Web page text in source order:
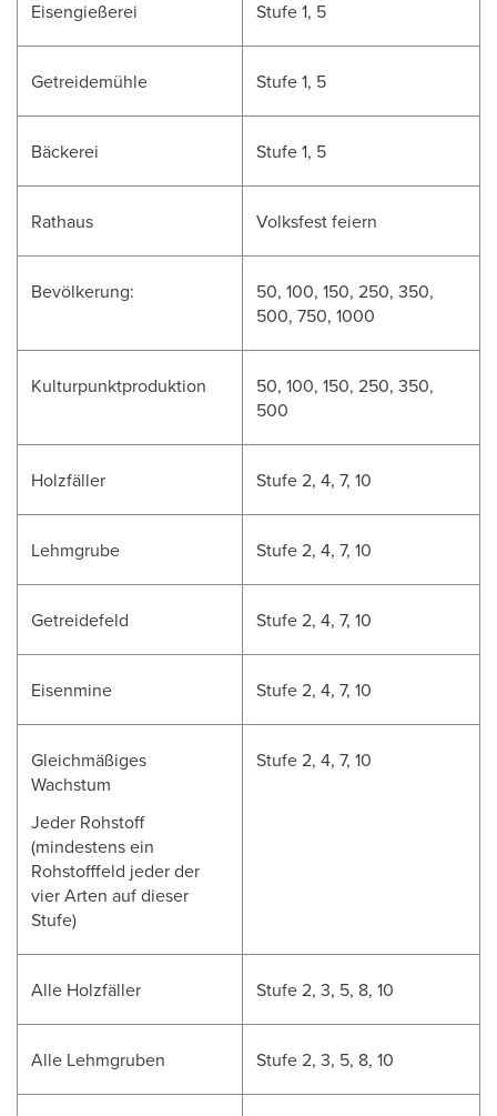
Eisengießerei Stufe 1, 5
Getreidemühle Stufe 1, 5
Bäckerei Stufe 1, 5
Rathaus Volksfest feiern
Bevölkerung:
50, 100, 150, 250, 350,
500, 750, 1000
Kulturpunktproduktion
50, 100, 150, 250, 350,
500
Holzfäller Stufe 2, 4, 7, 10
Lehmgrube Stufe 2, 4, 7, 10
Getreidefeld Stufe 2, 4, 7, 10
Eisenmine Stufe 2, 4, 7, 10
Gleichmäßiges
Wachstum
Jeder Rohstoff
(mindestens ein
Rohstofffeld jeder der
vier Arten auf dieser
Stufe)
Stufe 2, 4, 7, 10
Alle Holzfäller Stufe 2, 3, 5, 8, 10
Alle Lehmgruben Stufe 2, 3, 5, 8, 10